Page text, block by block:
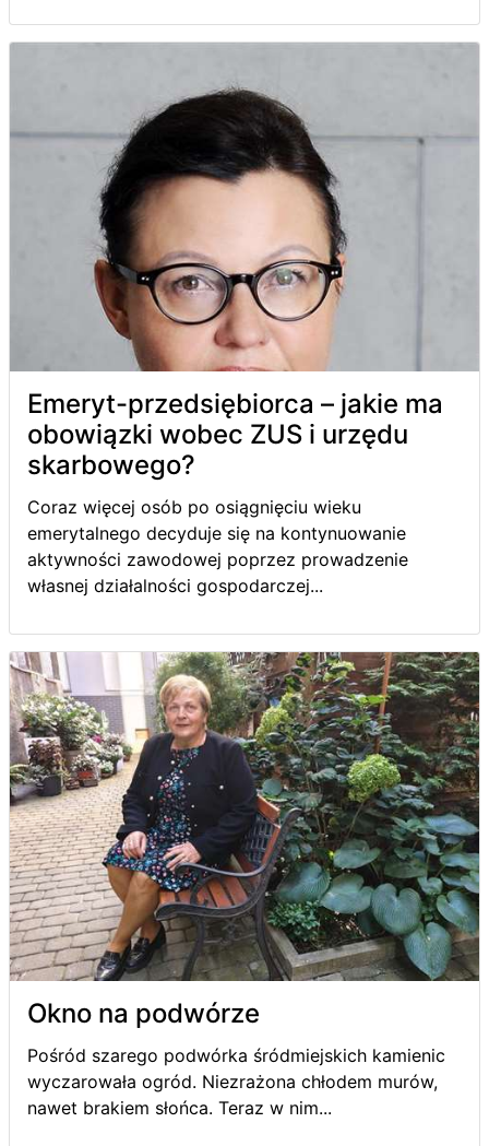
Emeryt-przedsiębiorca – jakie ma
obowiązki wobec ZUS i urzędu
skarbowego?
Coraz więcej osób po osiągnięciu wieku
emerytalnego decyduje się na kontynuowanie
aktywności zawodowej poprzez prowadzenie
własnej działalności gospodarczej...
Okno na podwórze
Pośród szarego podwórka śródmiejskich kamienic
wyczarowała ogród. Niezrażona chłodem murów,
nawet brakiem słońca. Teraz w nim...